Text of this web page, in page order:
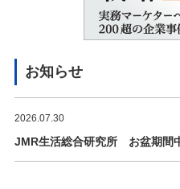
お知らせ
2026.07.30
JMR生活総合研究所 お盆期間